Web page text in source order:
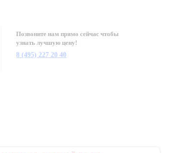
Позвоните нам прямо сейчас чтобы
узнать лучшую цену!
8 (495) 227 20 40